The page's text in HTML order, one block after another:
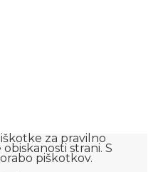
za pravilno
strani. S
piškotkov.